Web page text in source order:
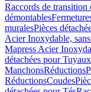
Raccords de transition
démontables
muralesPièces
Acier Inoxydable,
Mapress Acier
détachées pour
ManchonsRéductions
RéductionsCoudes